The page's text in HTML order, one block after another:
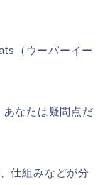
（ウーバーイー
なたは疑問点だ
仕組みなどが分